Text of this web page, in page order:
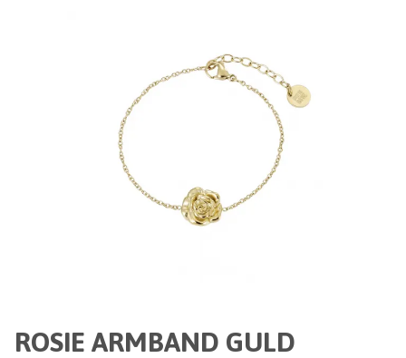
ROSIE ARMBAND GULD